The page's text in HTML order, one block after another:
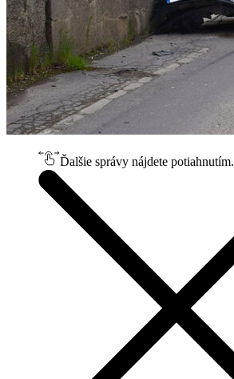
Ďalšie správy nájdete potiahnutím.